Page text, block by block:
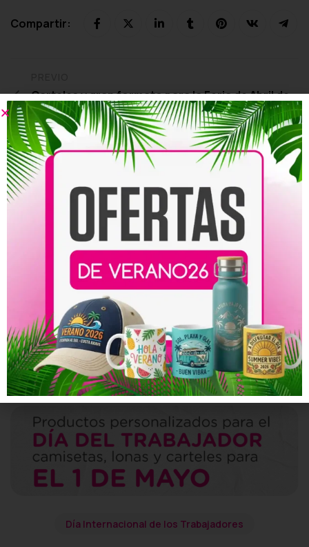
Compartir:
Carteles y gran formato para la Feria de Abril de
Sevilla: identidad y presencia en tu evento
PRÓXIMO
Productos personalizados para el Día del
Trabajador: camisetas, lonas y carteles para el 1
de mayo
admin
Website
You may also like this
Día Internacional de los Trabajadores